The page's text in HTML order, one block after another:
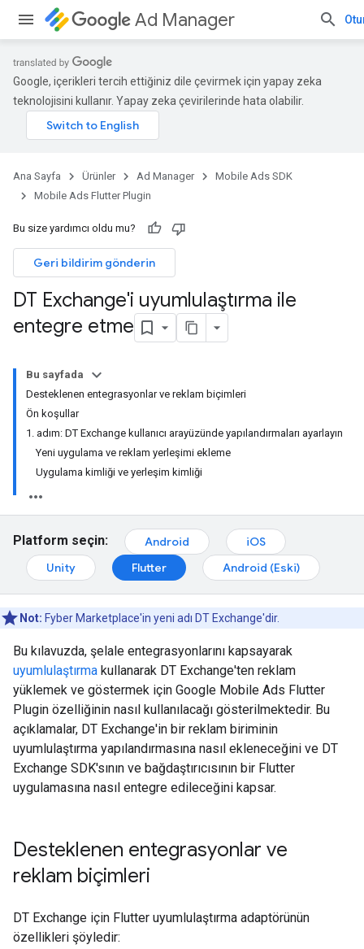
Ad Manager
Google, içerikleri tercih ettiğiniz dile çevirmek için yapay zeka
teknolojisini kullanır. Yapay zeka çevirilerinde hata olabilir.
Ana Sayfa Ürünler Ad Manager
Mobile Ads SDK
Mobile Ads Flutter Plugin
Bu size yardımcı oldu mu?
Geri bildirim gönderin
DT Exchange'i uyumlulaştırma ile
entegre etme
Bu sayfada
Desteklenen entegrasyonlar ve reklam biçimleri
Ön koşullar
1. adım: DT Exchange kullanıcı arayüzünde yapılandırmaları ayarlayın
Yeni uygulama ve reklam yerleşimi ekleme
Uygulama kimliği ve yerleşim kimliği
Platform seçin: Android
iOS
Unity
Flutter Android (Eski)
Not: Fyber Marketplace'in yeni adı DT Exchange'dir.
Bu kılavuzda, şelale entegrasyonlarını kapsayarak
uyumlulaştırma kullanarak DT Exchange'ten reklam
yüklemek ve göstermek için Google Mobile Ads Flutter
Plugin özelliğinin nasıl kullanılacağı gösterilmektedir. Bu
açıklamalar, DT Exchange'in bir reklam biriminin
uyumlulaştırma yapılandırmasına nasıl ekleneceğini ve DT
Exchange SDK'sının ve bağdaştırıcısının bir Flutter
uygulamasına nasıl entegre edileceğini kapsar.
Desteklenen entegrasyonlar ve
reklam biçimleri
DT Exchange için Flutter uyumlulaştırma adaptörünün
özellikleri şöyledir: